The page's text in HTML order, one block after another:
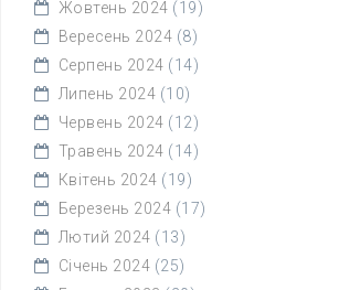
Жовтень 2024 (19)
Вересень 2024 (8)
Серпень 2024 (14)
Липень 2024 (10)
Червень 2024 (12)
Травень 2024 (14)
Квітень 2024 (19)
Березень 2024 (17)
Лютий 2024 (13)
Січень 2024 (25)